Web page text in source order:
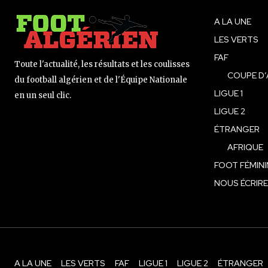
Toute l'actualité, les résultats et les coulisses
du football algérien et de l'Équipe Nationale
en un seul clic.
A LA UNE
LES VERTS
FAF
COUPE
LIGUE 1
LIGUE 2
ÉTRANGER
AFRIQUE
FOOT
NOUS ÉCRIRE
A LA UNE LES VERTS FAF LIGUE 1 LIGUE 2 ÉTRANGER